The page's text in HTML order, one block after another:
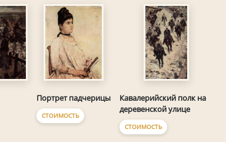
Портрет падчерицы
СТОИМОСТЬ
Кавалерийский полк на
деревенской улице
СТОИМОСТЬ